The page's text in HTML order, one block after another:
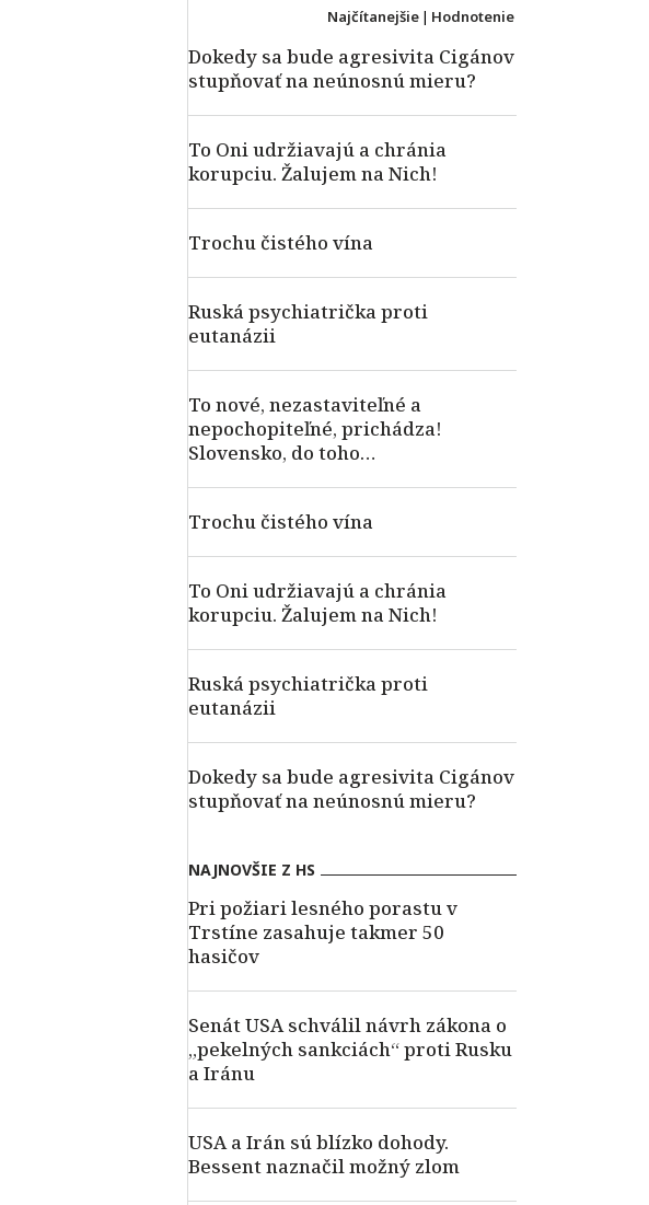
Najčítanejšie | Hodnotenie
Dokedy sa bude agresivita Cigánov
stupňovať na neúnosnú mieru?
To Oni udržiavajú a chránia
korupciu. Žalujem na Nich!
Trochu čistého vína
Ruská psychiatrička proti
eutanázii
To nové, nezastaviteľné a
nepochopiteľné, prichádza!
Slovensko, do toho…
Trochu čistého vína
To Oni udržiavajú a chránia
korupciu. Žalujem na Nich!
Ruská psychiatrička proti
eutanázii
Dokedy sa bude agresivita Cigánov
stupňovať na neúnosnú mieru?
NAJNOVŠIE Z HS
Pri požiari lesného porastu v
Trstíne zasahuje takmer 50
hasičov
Senát USA schválil návrh zákona o
„pekelných sankciách“ proti Rusku
a Iránu
USA a Irán sú blízko dohody.
Bessent naznačil možný zlom